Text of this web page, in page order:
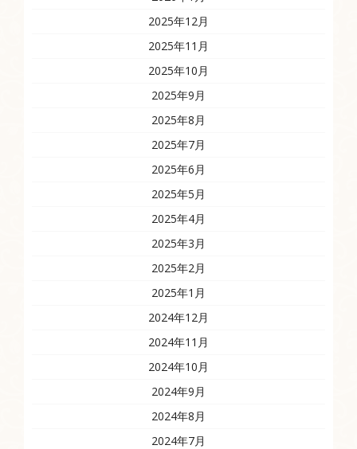
2025年12月
2025年11月
2025年10月
2025年9月
2025年8月
2025年7月
2025年6月
2025年5月
2025年4月
2025年3月
2025年2月
2025年1月
2024年12月
2024年11月
2024年10月
2024年9月
2024年8月
2024年7月